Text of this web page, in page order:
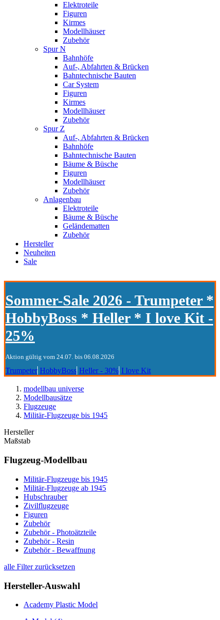
Elektroteile
Figuren
Kirmes
Modellhäuser
Zubehör
Spur N
Bahnhöfe
Auf-, Abfahrten & Brücken
Bahntechnische Bauten
Car System
Figuren
Kirmes
Modellhäuser
Zubehör
Spur Z
Auf-, Abfahrten & Brücken
Bahnhöfe
Bahntechnische Bauten
Bäume & Büsche
Figuren
Modellhäuser
Zubehör
Anlagenbau
Elektroteile
Bäume & Büsche
Geländematten
Zubehör
Hersteller
Neuheiten
Sale
Sommer-Sale 2026 - Trumpeter *
HobbyBoss * Heller * I love Kit -
25%
Aktion gültig vom 24.07. bis 06.08.2026
Trumpeter HobbyBoss Heller - 30% I love Kit
modellbau universe
Modellbausätze
Flugzeuge
Militär-Flugzeuge bis 1945
Hersteller
Maßstab
Flugzeug-Modellbau
Militär-Flugzeuge bis 1945
Militär-Flugzeuge ab 1945
Hubschrauber
Zivilflugzeuge
Figuren
Zubehör
Zubehör - Photoätzteile
Zubehör - Resin
Zubehör - Bewaffnung
alle Filter zurücksetzen
Hersteller-Auswahl
Academy Plastic Model